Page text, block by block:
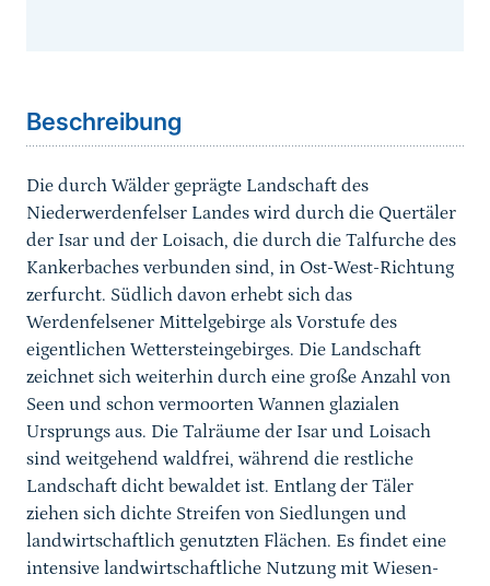
Beschreibung
Die durch Wälder geprägte Landschaft des
Niederwerdenfelser Landes wird durch die Quertäler
der Isar und der Loisach, die durch die Talfurche des
Kankerbaches verbunden sind, in Ost-West-Richtung
zerfurcht. Südlich davon erhebt sich das
Werdenfelsener Mittelgebirge als Vorstufe des
eigentlichen Wettersteingebirges. Die Landschaft
zeichnet sich weiterhin durch eine große Anzahl von
Seen und schon vermoorten Wannen glazialen
Ursprungs aus. Die Talräume der Isar und Loisach
sind weitgehend waldfrei, während die restliche
Landschaft dicht bewaldet ist. Entlang der Täler
ziehen sich dichte Streifen von Siedlungen und
landwirtschaftlich genutzten Flächen. Es findet eine
intensive landwirtschaftliche Nutzung mit Wiesen-